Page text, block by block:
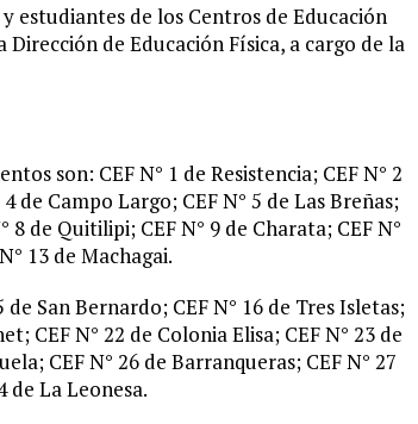
estudiantes de los Centros de Educación
de Educación Física, a cargo de la
son: CEF N° 1 de Resistencia; CEF N° 2
de Campo Largo; CEF N° 5 de Las Breñas;
8 de Quitilipi; CEF N° 9 de Charata; CEF N°
13 de Machagai.
de San Bernardo; CEF N° 16 de Tres Isletas;
CEF N° 22 de Colonia Elisa; CEF N° 23 de
CEF N° 26 de Barranqueras; CEF N° 27
de La Leonesa.